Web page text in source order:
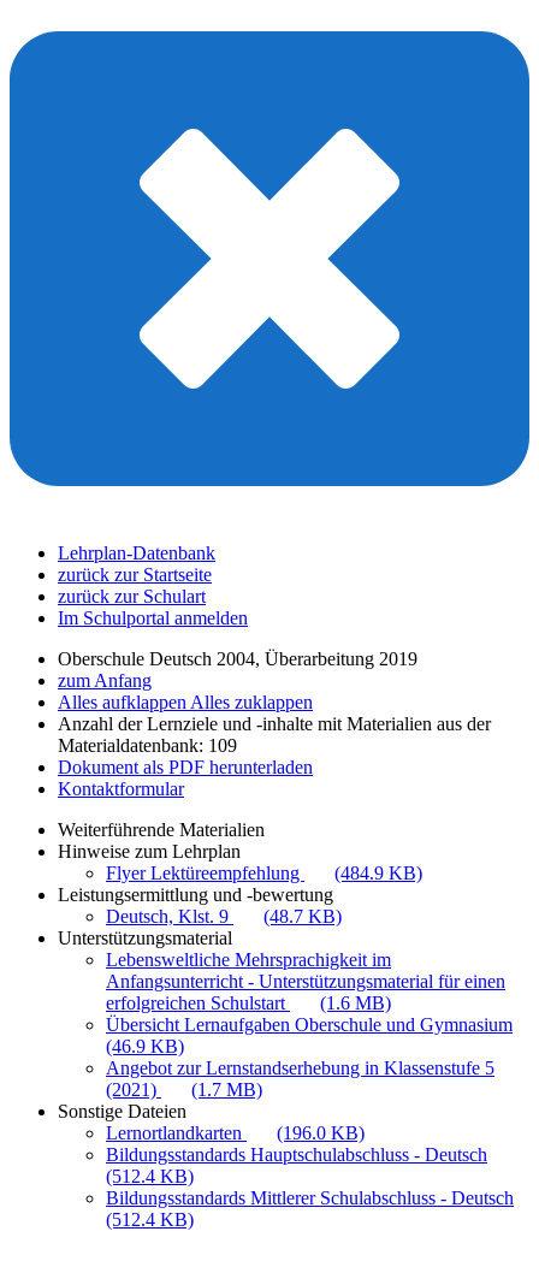
Lehrplan-Datenbank
zurück zur Startseite
zurück zur Schulart
Im Schulportal anmelden
Oberschule Deutsch 2004, Überarbeitung 2019
zum Anfang
Alles aufklappen Alles zuklappen
Anzahl der Lernziele und -inhalte mit Materialien aus der
Materialdatenbank: 109
Dokument als PDF herunterladen
Kontaktformular
Weiterführende Materialien
Hinweise zum Lehrplan
Flyer Lektüreempfehlung
(484.9 KB)
Leistungsermittlung und -bewertung
Deutsch, Klst. 9
(48.7 KB)
Unterstützungsmaterial
Lebensweltliche Mehrsprachigkeit im
Anfangsunterricht - Unterstützungsmaterial für einen
erfolgreichen Schulstart
(1.6 MB)
Übersicht Lernaufgaben Oberschule und Gymnasium
(46.9 KB)
Angebot zur Lernstandserhebung in Klassenstufe 5
(2021)
(1.7 MB)
Sonstige Dateien
Lernortlandkarten
(196.0 KB)
Bildungsstandards Hauptschulabschluss - Deutsch
(512.4 KB)
Bildungsstandards Mittlerer Schulabschluss - Deutsch
(512.4 KB)